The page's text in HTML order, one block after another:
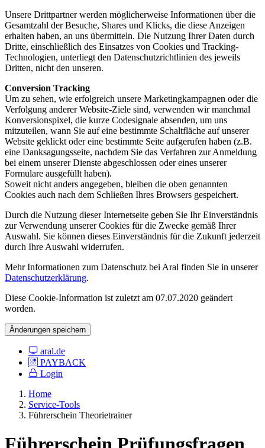
Unsere Drittpartner werden möglicherweise Informationen über die
Gesamtzahl der Besuche, Shares und Klicks, die diese Anzeigen
erhalten haben, an uns übermitteln. Die Nutzung Ihrer Daten durch
Dritte, einschließlich des Einsatzes von Cookies und Tracking-
Technologien, unterliegt den Datenschutzrichtlinien des jeweils
Dritten, nicht den unseren.
Conversion Tracking
Um zu sehen, wie erfolgreich unsere Marketingkampagnen oder die
Verfolgung anderer Website-Ziele sind, verwenden wir manchmal
Konversionspixel, die kurze Codesignale absenden, um uns
mitzuteilen, wann Sie auf eine bestimmte Schaltfläche auf unserer
Website geklickt oder eine bestimmte Seite aufgerufen haben (z.B.
eine Danksagungsseite, nachdem Sie das Verfahren zur Anmeldung
bei einem unserer Dienste abgeschlossen oder eines unserer
Formulare ausgefüllt haben).
Soweit nicht anders angegeben, bleiben die oben genannten
Cookies auch nach dem Schließen Ihres Browsers gespeichert.
Durch die Nutzung dieser Internetseite geben Sie Ihr Einverständnis
zur Verwendung unserer Cookies für die Zwecke gemäß Ihrer
Auswahl. Sie können dieses Einverständnis für die Zukunft jederzeit
durch Ihre Auswahl widerrufen.
Mehr Informationen zum Datenschutz bei Aral finden Sie in unserer
Datenschutzerklärung.
Diese Cookie-Information ist zuletzt am 07.07.2020 geändert
worden.
Änderungen speichern
aral.de
PAYBACK
Login
Home
Service-Tools
Führerschein Theorietrainer